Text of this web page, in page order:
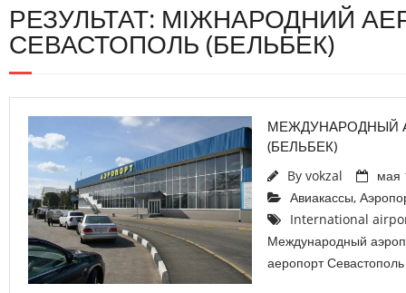
РЕЗУЛЬТАТ: МІЖНАРОДНИЙ
СЕВАСТОПОЛЬ (БЕЛЬБЕК)
МЕЖДУНАРОДНЫЙ
(БЕЛЬБЕК)
By vokzal
мая
Авиакассы,
International
Международный
аеропорт